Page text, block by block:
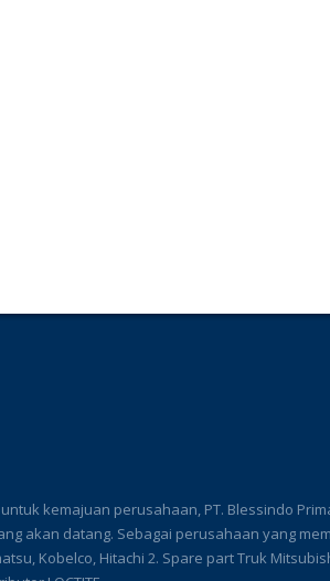
untuk kemajuan perusahaan, PT. Blessindo
akan datang. Sebagai perusahaan yang
Kobelco, Hitachi 2. Spare part Truk